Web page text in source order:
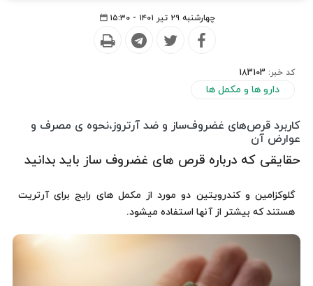
چهارشنبه ۲۹ تیر ۱۴۰۱ - ۱۵:۳۰
کد خبر: 183103
دارو ها و مکمل ها
کاربرد قرص‌های غضروف‌ساز و ضد آرتروز،نحوه ی مصرف و
عوارض آن
حقایقی که درباره قرص های غضروف ساز باید بدانید
گلوکزامین و کندرویتین دو مورد از مکمل های رایج برای آرتریت
هستند که بیشتر از آنها استفاده میشود.